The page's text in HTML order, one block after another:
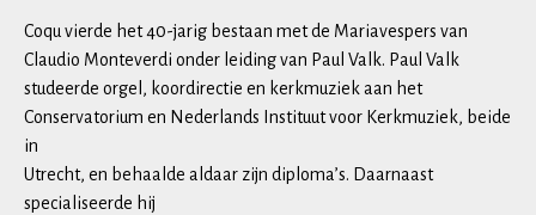
Coqu vierde het 40-jarig bestaan met de Mariavespers van
Claudio Monteverdi onder leiding van Paul Valk. Paul Valk
studeerde orgel, koordirectie en kerkmuziek aan het
Conservatorium en Nederlands Instituut voor Kerkmuziek, beide
in
Utrecht, en behaalde aldaar zijn diploma’s. Daarnaast
specialiseerde hij